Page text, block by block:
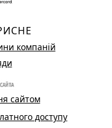
компаній
сайтом
доступу